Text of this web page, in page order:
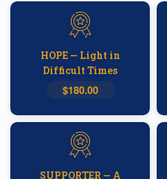
HOPE — Light in
Difficult Times
$180.00
SUPPORTER — A